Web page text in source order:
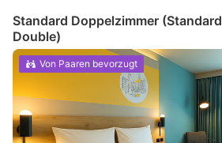
Standard Doppelzimmer (Standard
Double)
Von Paaren bevorzugt